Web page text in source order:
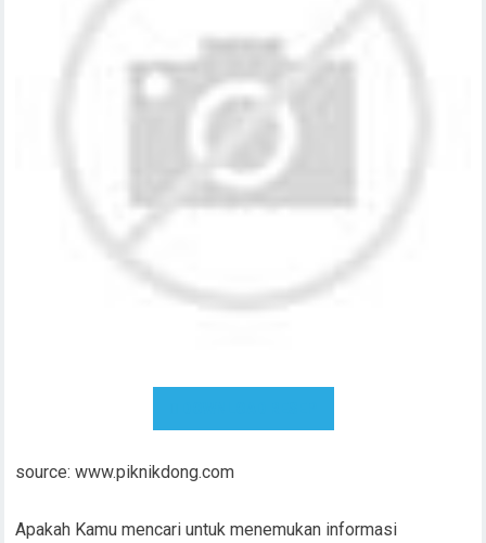
source: www.piknikdong.com
Apakah Kamu mencari untuk menemukan informasi